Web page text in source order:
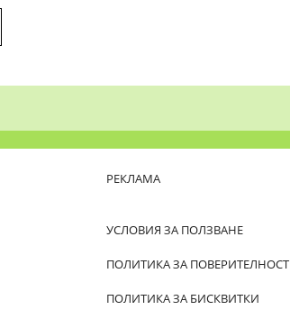
РЕКЛАМА
УСЛОВИЯ ЗА ПОЛЗВАНЕ
ПОЛИТИКА ЗА ПОВЕРИТЕЛНОСТ
ПОЛИТИКА ЗА БИСКВИТКИ